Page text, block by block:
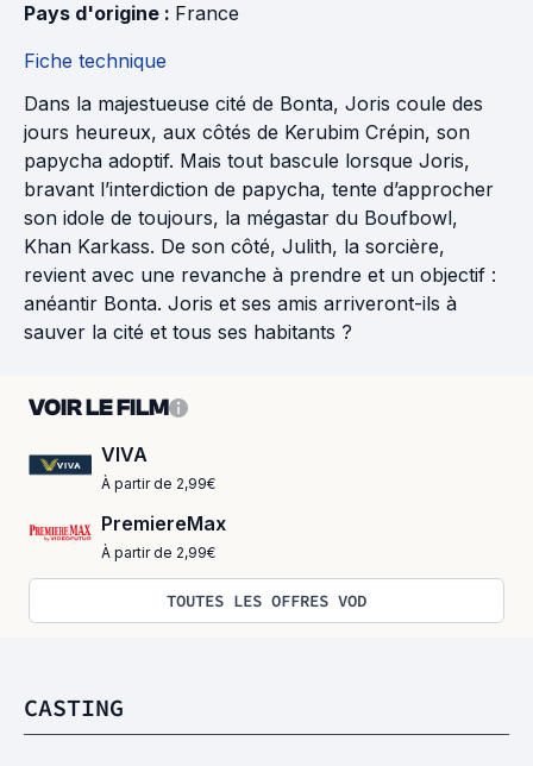
Pays d'origine : France
Fiche technique
Dans la majestueuse cité de Bonta, Joris coule des
jours heureux, aux côtés de Kerubim Crépin, son
papycha adoptif. Mais tout bascule lorsque Joris,
bravant l’interdiction de papycha, tente d’approcher
son idole de toujours, la mégastar du Boufbowl,
Khan Karkass. De son côté, Julith, la sorcière,
revient avec une revanche à prendre et un objectif :
anéantir Bonta. Joris et ses amis arriveront-ils à
sauver la cité et tous ses habitants ?
VOIR LE FILM
VIVA
À partir de 2,99€
PremiereMax
À partir de 2,99€
TOUTES LES OFFRES VOD
CASTING